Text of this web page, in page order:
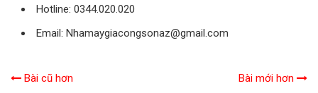
Hotline: 0344.020.020
Email: Nhamaygiacongsonaz@gmail.com
Bài mới hơn
Bài cũ hơn